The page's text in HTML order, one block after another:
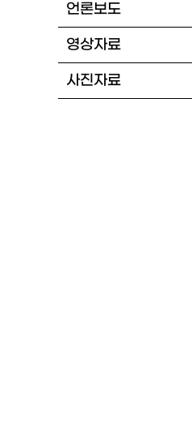
언론보도
영상자료
사진자료